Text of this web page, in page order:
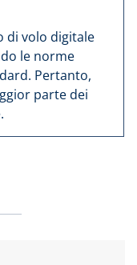
di volo digitale
le norme
Pertanto,
parte dei